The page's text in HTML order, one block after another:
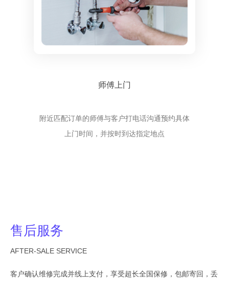
师傅上门
附近匹配订单的师傅与客户打电话沟通预约具体
上门时间，并按时到达指定地点
售后服务
AFTER-SALE SERVICE
客户确认维修完成并线上支付，享受超长全国保修，包邮寄回，丢